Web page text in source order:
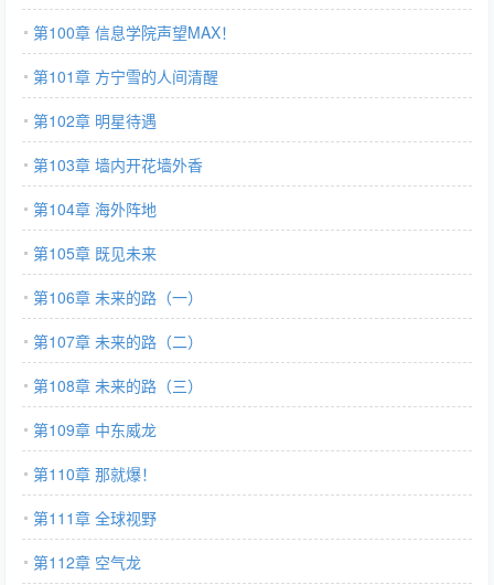
第100章 信息学院声望MAX！
第101章 方宁雪的人间清醒
第102章 明星待遇
第103章 墙内开花墙外香
第104章 海外阵地
第105章 既见未来
第106章 未来的路（一）
第107章 未来的路（二）
第108章 未来的路（三）
第109章 中东威龙
第110章 那就爆！
第111章 全球视野
第112章 空气龙